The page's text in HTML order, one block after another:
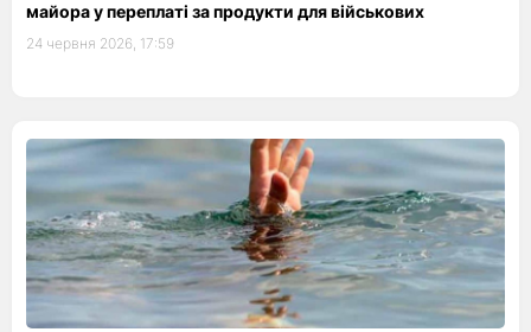
майора у переплаті за продукти для військових
24 червня 2026, 17:59